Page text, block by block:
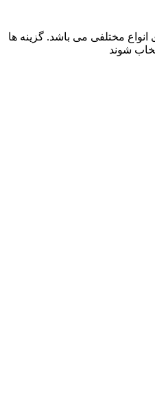
انواع مختلفی می باشد. گزینه ها
شوند